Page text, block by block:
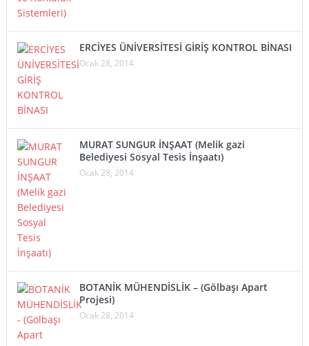
ERCİYES ÜNİVERSİTESİ GİRİŞ KONTROL BİNASI
Ocak 28, 2014
MURAT SUNGUR İNŞAAT (Melik gazi
Belediyesi Sosyal Tesis İnşaatı)
Ocak 28, 2014
BOTANİK MÜHENDİSLİK – (Gölbaşı Apart
Projesi)
Ocak 28, 2014